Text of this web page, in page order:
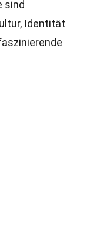
sind
Identität